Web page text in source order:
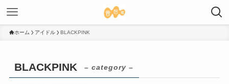
ホーム アイドル BLACKPINK
BLACKPINK – category –